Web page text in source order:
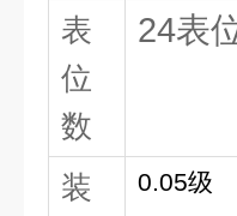
表
位
数
24表
装
0.05级